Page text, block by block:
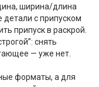
ширина/длина
с припуском
припуск в раскрой.
снять
— уже нет.
форматы, а для